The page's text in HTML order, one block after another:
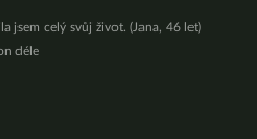
jsem celý svůj život. (Jana, 46 let)
déle